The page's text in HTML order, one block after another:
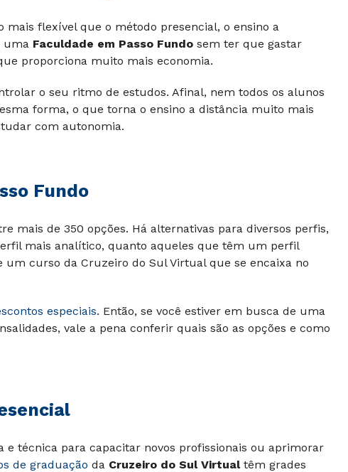
flexível que o método presencial, o ensino a
uma Faculdade em Passo Fundo sem ter que gastar
proporciona muito mais economia.
o seu ritmo de estudos. Afinal, nem todos os alunos
forma, o que torna o ensino a distância muito mais
com autonomia.
Fundo
mais de 350 opções. Há alternativas para diversos perfis,
mais analítico, quanto aqueles que têm um perfil
um curso da Cruzeiro do Sul Virtualque se encaixa no
especiais. Então, se você estiver em busca de uma
vale a pena conferir quais são as opções e como
e técnica para capacitar novos profissionais ou aprimorar
de graduação da Cruzeiro do Sul Virtualtêm grades